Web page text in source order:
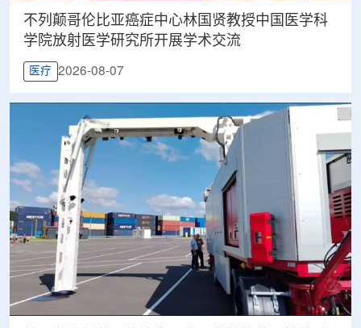
不列颠哥伦比亚癌症中心林国贤教授中国医学科
学院放射医学研究所开展学术交流
医疗 2026-08-07